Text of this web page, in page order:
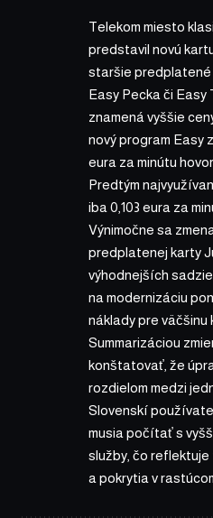
Telekom miesto
predstavil novú
staršie predplatené
Easy Pecka či Easy
znamená vyššie
nový program Easy
eura za minútu
Predtým
iba 0,103 eura za
Výnimočne sa
predplatenej karty
výhodnejších
na modernizáciu
náklady pre väčšinu
Summarizáciou
konštatovať, že
rozdielom medzi
Slovenskí
musia počítať s
služby, čo reflektuje
a pokrytia v